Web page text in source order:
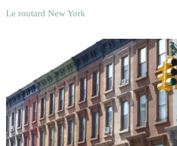
Le routard New York